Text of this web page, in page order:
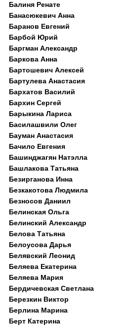
Балиня Ренате
Банасюкевич Анна
Баранов Евгений
Барбой Юрий
Баргман Александр
Баркова Анна
Бартошевич Алексей
Бартулева Анастасия
Бархатов Василий
Бархин Сергей
Барыкина Лариса
Басилашвили Олег
Бауман Анастасия
Бачило Евгения
Башинджагян Натэлла
Башлакова Татьяна
Безирганова Инна
Безкакотова Людмила
Безносов Даниил
Белинская Ольга
Белинский Александр
Белова Татьяна
Белоусова Дарья
Белявский Леонид
Беляева Екатерина
Беляева Мария
Бердичевская Светлана
Березкин Виктор
Берлина Марина
Берт Катерина